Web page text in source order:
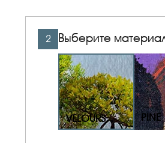
2 Выберите
VELOURS PINE